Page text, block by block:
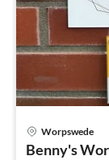
Worpswede
Benny's